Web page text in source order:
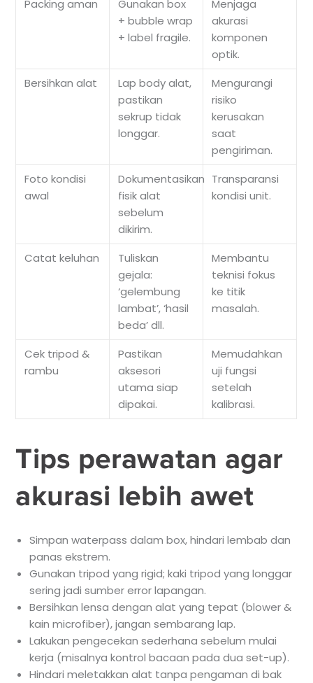
Packing aman
Gunakan box
+ bubble wrap
+ label fragile.
Menjaga
akurasi
komponen
optik.
Bersihkan alat
Lap body alat,
pastikan
sekrup tidak
longgar.
Mengurangi
risiko
kerusakan
saat
pengiriman.
Foto kondisi
awal
Dokumentasikan
fisik alat
sebelum
dikirim.
Transparansi
kondisi unit.
Catat keluhan
Tuliskan
gejala:
‘gelembung
lambat’, ‘hasil
beda’ dll.
Membantu
teknisi fokus
ke titik
masalah.
Cek tripod &
rambu
Pastikan
aksesori
utama siap
dipakai.
Memudahkan
uji fungsi
setelah
kalibrasi.
Tips perawatan agar
akurasi lebih awet
Simpan waterpass dalam box, hindari lembab dan
panas ekstrem.
Gunakan tripod yang rigid; kaki tripod yang longgar
sering jadi sumber error lapangan.
Bersihkan lensa dengan alat yang tepat (blower &
kain microfiber), jangan sembarang lap.
Lakukan pengecekan sederhana sebelum mulai
kerja (misalnya kontrol bacaan pada dua set-up).
Hindari meletakkan alat tanpa pengaman di bak